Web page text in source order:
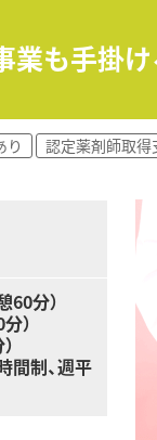
グストア・コン
推進することで
績を活かし、
業も手掛
り 認定薬剤師取得
分）
）
制、週平